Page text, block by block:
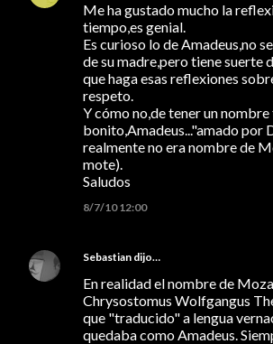
Me ha gustado mucho la
tiempo,es genial.
Es curioso lo de Amadeus,no
de su madre,pero tiene suerte
que haga esas reflexiones
respeto.
Y cómo no,de tener un nombre
bonito,Amadeus..."amado por
realmente no era nombre de
mote).
Saludos
8/7/10 12:00
Sebastian dijo…
En realidad el nombre de
Chrysostomus Wolfgangus
que "traducido" a lengua
quedaba como Amadeus.